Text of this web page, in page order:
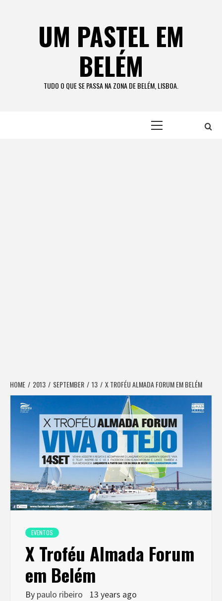
UM PASTEL EM
BELÉM
TUDO O QUE SE PASSA NA ZONA DE BELÉM, LISBOA.
HOME 2013 SEPTEMBER 13 X TROFÉU ALMADA FORUM EM BELÉM
EVENTOS
X Troféu Almada Forum
em Belém
By paulo ribeiro 13 years ago